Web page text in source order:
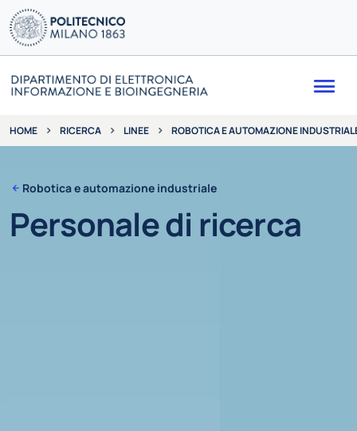
HOME RICERCA LINEE ROBOTICA E AUTOMAZIONE
Robotica e automazione industriale
Personale di ricerca